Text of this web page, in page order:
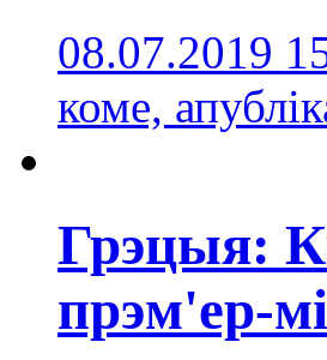
08.07.2019
коме,
Грэцыя:
прэм'ер-